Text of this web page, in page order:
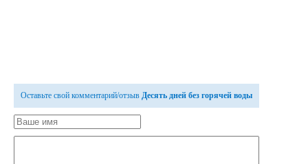
Оставьте свой комментарий/отзыв Десять дней без горячей воды